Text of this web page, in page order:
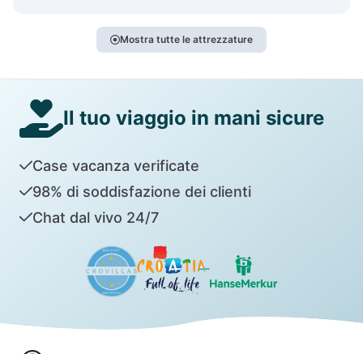
Mostra tutte le attrezzature
Il tuo viaggio in mani sicure
Case vacanza verificate
98% di soddisfazione dei clienti
Chat dal vivo 24/7